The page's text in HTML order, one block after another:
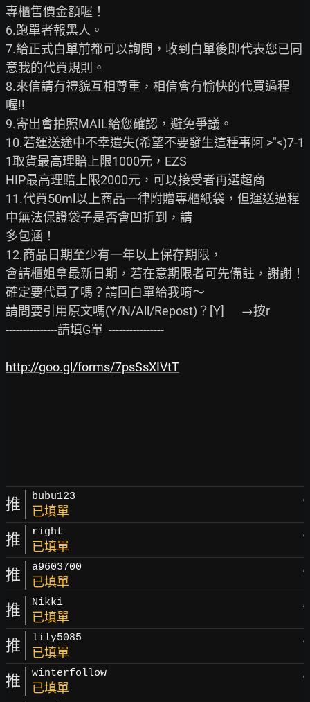
專櫃售價金額喔！
6.跑單者報黑人。
7.給正式白單前都可以詢問，收到白單後即代表您已同
意我的代買規則。
8.來信請有禮貌互相尊重，相信會有愉快的代買過程
喔!!
9.寄出會拍照MAIL給您確認，避免爭議。
10.若運送途中不幸遺失(希望不要發生這種事阿 >"<)7-1
1取貨最高理賠上限1000元，EZS
HIP最高理賠上限2000元，可以接受者再選超商
11.代買50ml以上商品一律附贈專櫃紙袋，但運送過程
中無法保證袋子是否會凹折到，請
多包涵！
12.商品日期至少有一年以上保存期限，
會請櫃姐拿最新日期，若在意期限者可先備註，謝謝！
確定要代買了嗎？請回白單給我唷～
請問要引用原文嗎(Y/N/All/Repost)？[Y]      →按r
---------------請填G單  ----------------
http://goo.gl/forms/7psSsXIVtT
推 bubu123 ,
已填單
推 right ,
已填單
推 a9603700 ,
已填單
推 Nikki ,
已填單
推 lily5085 ,
已填單
推 winterfollow ,
已填單